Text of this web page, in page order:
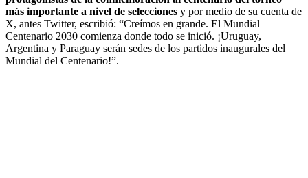
más importante a nivel de selecciones y por medio de su cuenta de
X, antes Twitter, escribió: “Creímos en grande. El Mundial
Centenario 2030 comienza donde todo se inició. ¡Uruguay,
Argentina y Paraguay serán sedes de los partidos inaugurales del
Mundial del Centenario!”.